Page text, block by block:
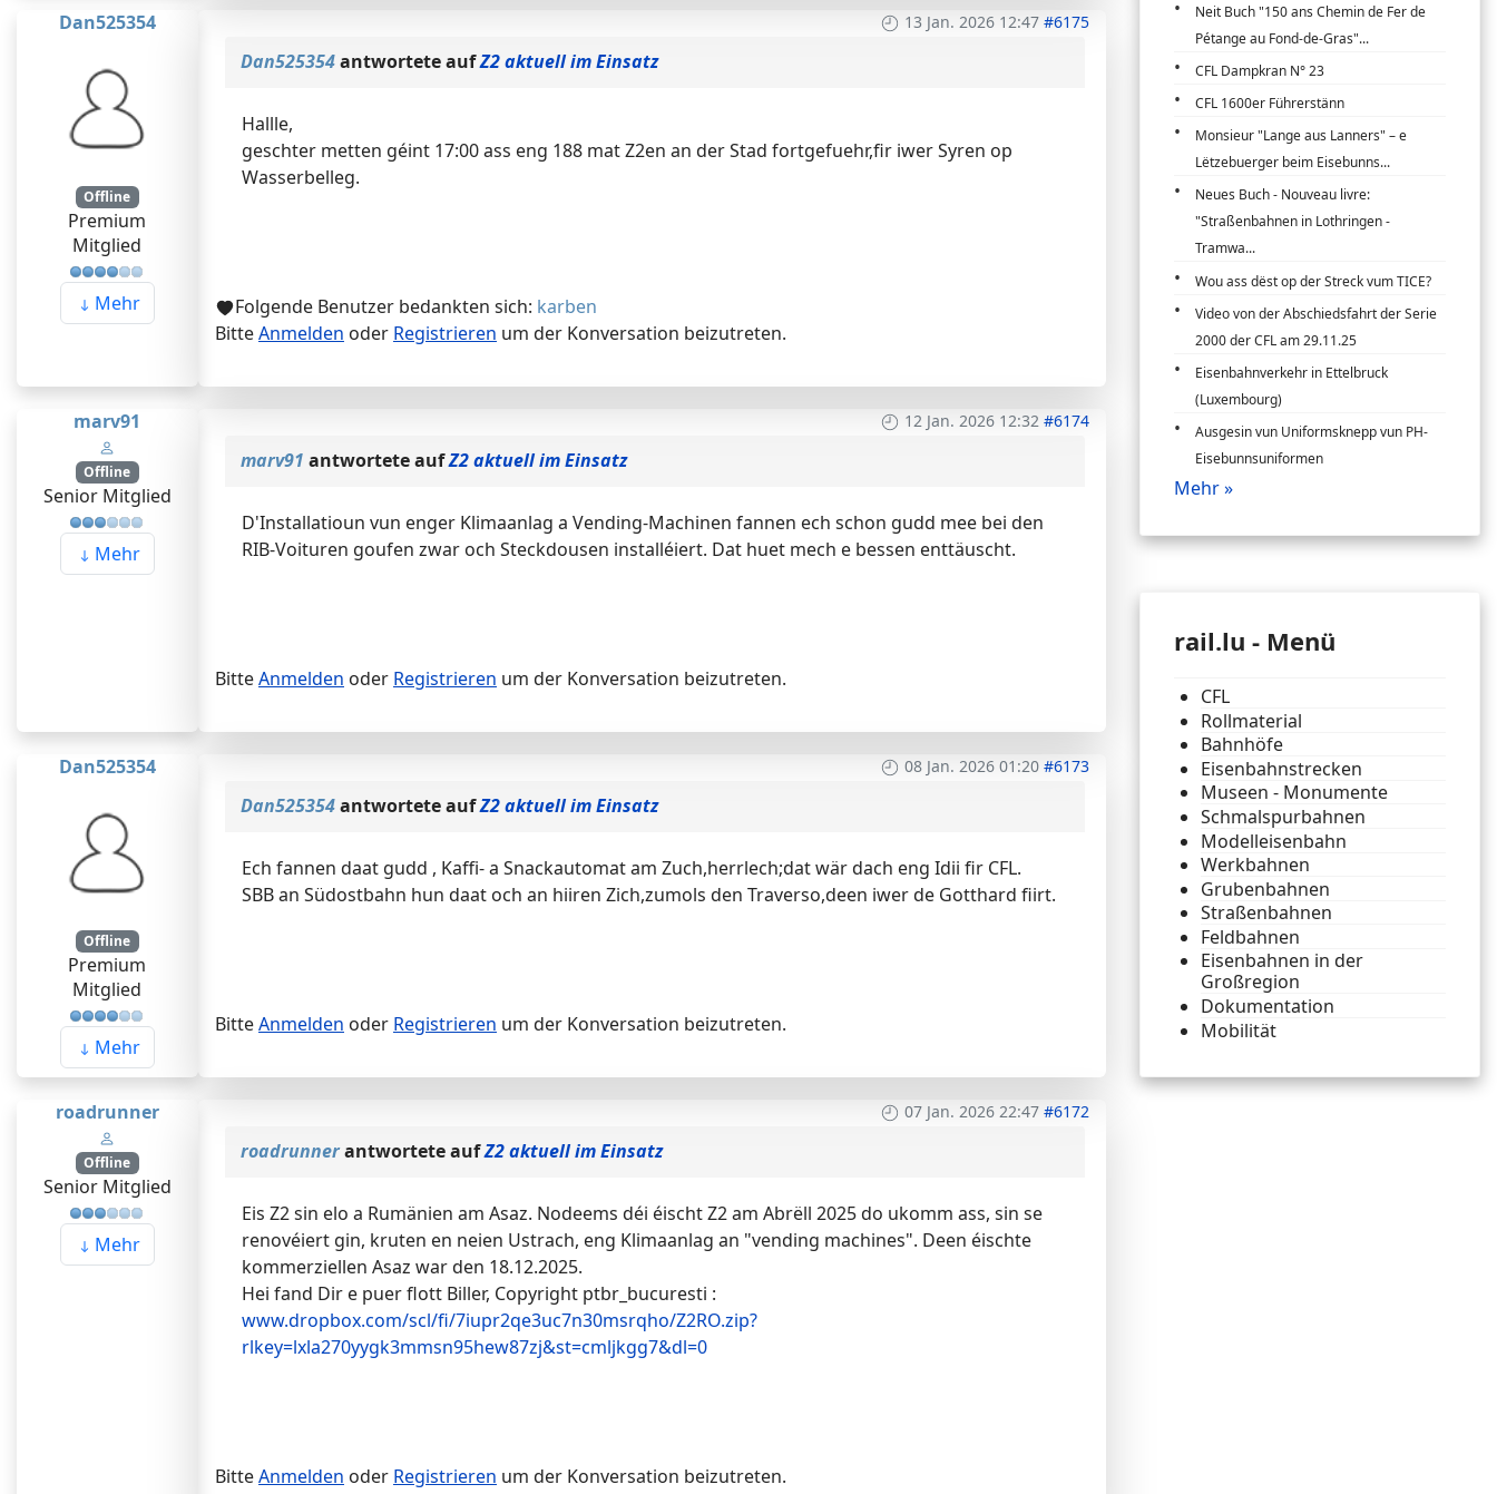
Dan525354
Offline
Premium
Mitglied
Mehr
13 Jan. 2026 12:47 #6175
Dan525354antwortete aufZ2 aktuell im Einsatz
Hallle,
geschter metten géint 17:00 ass eng 188 mat Z2en an der Stad fortgefuehr,fir iwer Syren op
Wasserbelleg.
Folgende Benutzer bedankten sich: karben
BitteAnmelden oder Registrieren um der Konversation beizutreten.
marv91
Offline
Senior Mitglied
Mehr
12 Jan. 2026 12:32 #6174
marv91 antwortete aufZ2 aktuell im Einsatz
D'Installatioun vun enger Klimaanlag a Vending-Machinen fannen ech schon gudd mee bei den
RIB-Voituren goufen zwar och Steckdousen installéiert. Dat huet mech e bessen enttäuscht.
BitteAnmelden oder Registrieren um der Konversation beizutreten.
Dan525354
Offline
Premium
Mitglied
Mehr
08 Jan. 2026 01:20 #6173
Dan525354antwortete aufZ2 aktuell im Einsatz
Ech fannen daat gudd , Kaffi- a Snackautomat am Zuch,herrlech;dat wär dach eng Idii fir CFL.
SBB an Südostbahn hun daat och an hiiren Zich,zumols den Traverso,deen iwer de Gotthard fiirt.
BitteAnmelden oder Registrieren um der Konversation beizutreten.
roadrunner
Offline
Senior Mitglied
Mehr
07 Jan. 2026 22:47 #6172
roadrunnerantwortete aufZ2 aktuell im Einsatz
Eis Z2 sin elo a Rumänien am Asaz. Nodeems déi éischt Z2 am Abrëll 2025 do ukomm ass, sin se
renovéiert gin, kruten en neien Ustrach, eng Klimaanlag an "vending machines". Deen éischte
kommerziellen Asaz war den 18.12.2025.
Hei fand Dir e puer flott Biller, Copyright ptbr_bucuresti :
www.dropbox.com/scl/fi/7iupr2qe3uc7n30msrqho/Z2RO.zip?
rlkey=lxla270yygk3mmsn95hew87zj&st=cmljkgg7&dl=0
BitteAnmelden oder Registrieren um der Konversation beizutreten.
Neit Buch "150 ans Chemin de Fer de
Pétange au Fond-de-Gras"...
CFL Dampkran N° 23
CFL 1600er Führerstänn
Monsieur "Lange aus Lanners" – e
Lëtzebuerger beim Eisebunns...
Neues Buch - Nouveau livre:
"Straßenbahnen in Lothringen -
Tramwa...
Wou ass dëst op der Streck vum TICE?
Video von der Abschiedsfahrt der Serie
2000 der CFL am 29.11.25
Eisenbahnverkehr in Ettelbruck
(Luxembourg)
Ausgesin vun Uniformsknepp vun PH-
Eisebunnsuniformen
Mehr »
rail.lu - Menü
CFL
Rollmaterial
Bahnhöfe
Eisenbahnstrecken
Museen - Monumente
Schmalspurbahnen
Modelleisenbahn
Werkbahnen
Grubenbahnen
Straßenbahnen
Feldbahnen
Eisenbahnen in der
Großregion
Dokumentation
Mobilität